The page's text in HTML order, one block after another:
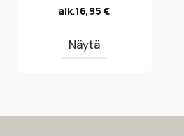
alk.16,95€
Näytä